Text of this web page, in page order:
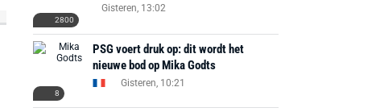
2800
Gisteren, 13:02
8
PSG voert druk op: dit wordt het
nieuwe bod op Mika Godts
Gisteren, 10:21